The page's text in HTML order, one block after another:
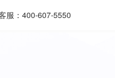
服：400-607-5550